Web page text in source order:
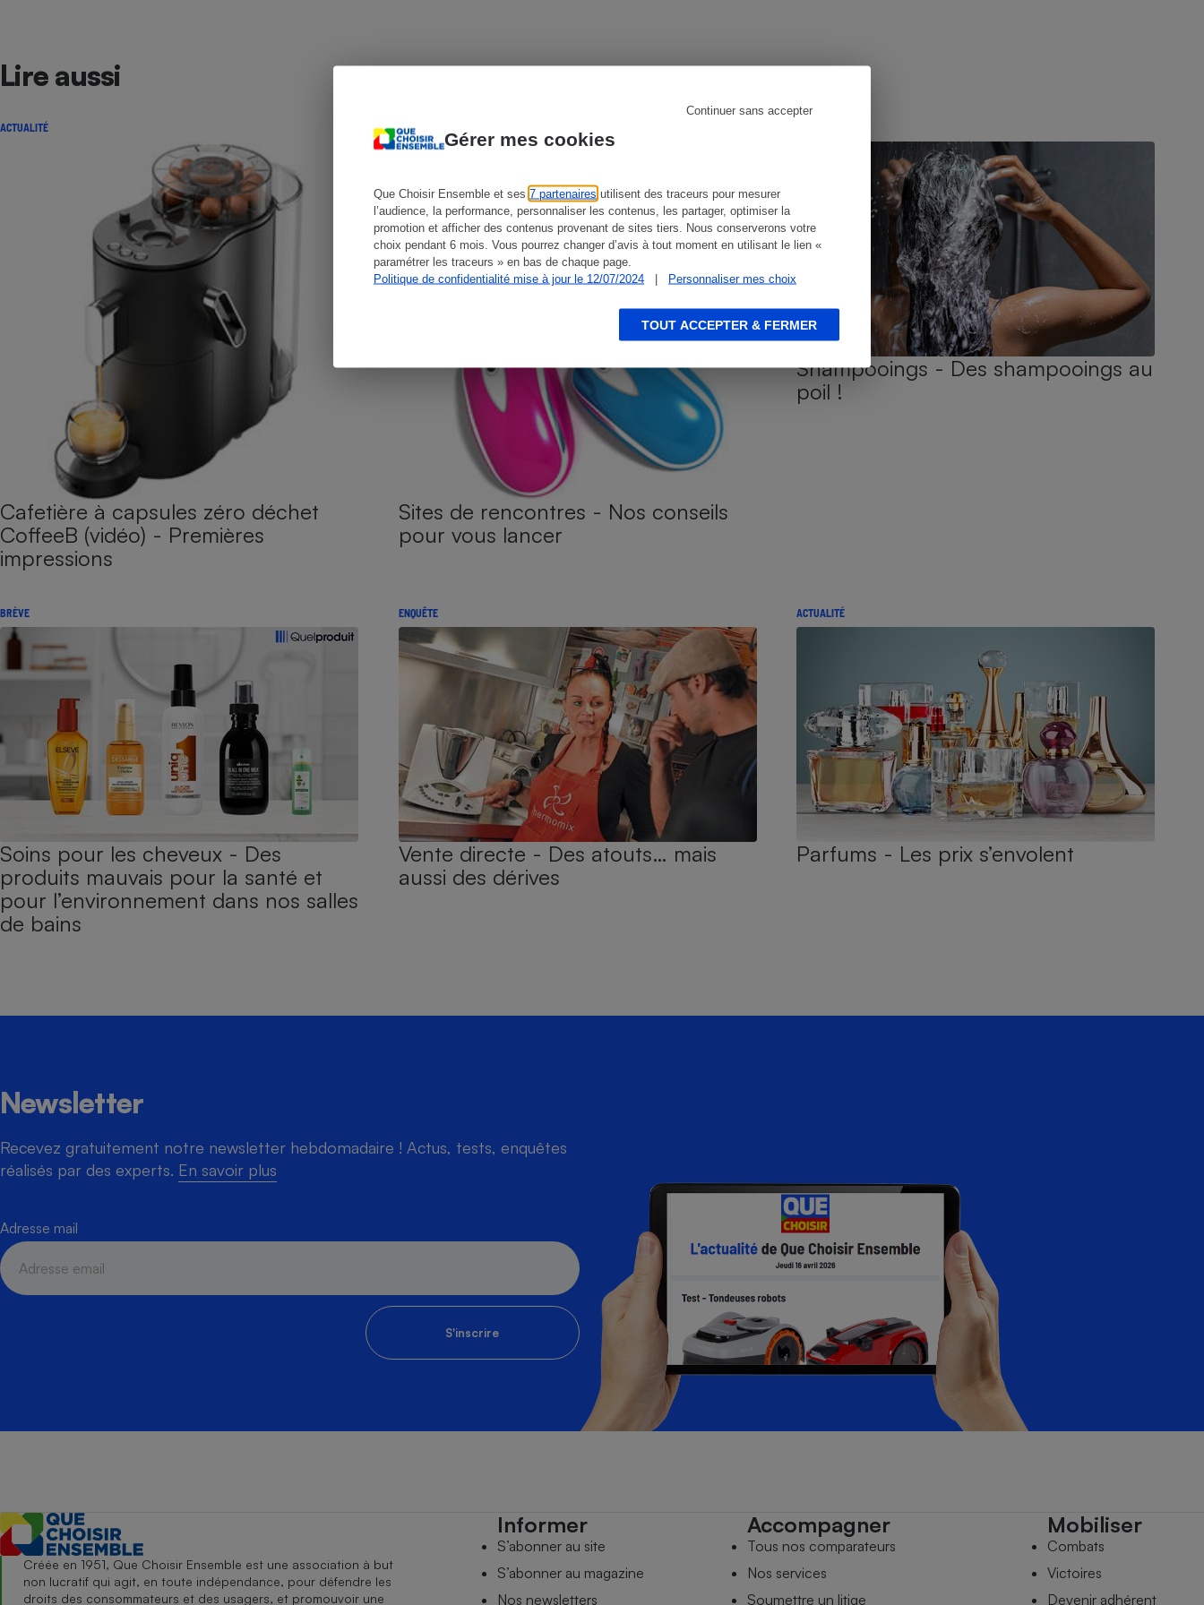
Gérer mes cookies
Que Choisir Ensemble et ses 7 partenaires utilisent des traceurs pour mesurer
l’audience, la performance, personnaliser les contenus, les partager, optimiser la
promotion et afficher des contenus provenant de sites tiers. Nous conserverons votre
choix pendant 6 mois. Vous pourrez changer d’avis à tout moment en utilisant le lien «
paramétrer les traceurs » en bas de chaque page.
Politique de confidentialité mise à jour le 12/07/2024
| Personnaliser mes choix
Continuer sans accepter
TOUT ACCEPTER & FERMER
Lire aussi
ACTUALITÉ
Cafetière à capsules zéro déchet
CoffeeB (vidéo) - Premières
impressions
CONSEILS
Sites de rencontres - Nos conseils
pour vous lancer
Shampooings - Des shampooings au
poil !
BRÈVE
Soins pour les cheveux - Des
produits mauvais pour la santé et
pour l’environnement dans nos salles
de bains
ENQUÊTE
Vente directe - Des atouts… mais
aussi des dérives
ACTUALITÉ
Parfums - Les prix s’envolent
Newsletter
Recevez gratuitement notre newsletter hebdomadaire ! Actus, tests, enquêtes
réalisés par des experts. En savoir plus
Adresse mail
S'inscrire
Robot ménager
Créée en 1951, Que Choisir Ensemble est une association à but
non lucratif qui agit, en toute indépendance, pour défendre les
droits des consommateurs et des usagers, et promouvoir une
Informer
S’abonner au site
S’abonner au magazine
Nos newsletters
Accompagner
Tous nos comparateurs
Nos services
Soumettre un litige
Mobiliser
Combats
Victoires
Devenir adhérent